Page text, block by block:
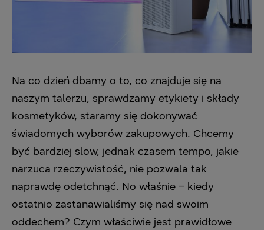
Na co dzień dbamy o to, co znajduje się na
naszym talerzu, sprawdzamy etykiety i składy
kosmetyków, staramy się dokonywać
świadomych wyborów zakupowych. Chcemy
być bardziej slow, jednak czasem tempo, jakie
narzuca rzeczywistość, nie pozwala tak
naprawdę odetchnąć. No właśnie – kiedy
ostatnio zastanawialiśmy się nad swoim
oddechem? Czym właściwie jest prawidłowe